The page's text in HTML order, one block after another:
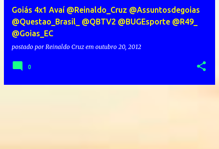
Goiás 4x1 Avaí @Reinaldo_Cruz @Assuntosdegoias
@Questao_Brasil_ @QBTV2 @BUGEsporte @R49_
@Goias_EC
postado por Reinaldo Cruz em outubro 20, 2012
0